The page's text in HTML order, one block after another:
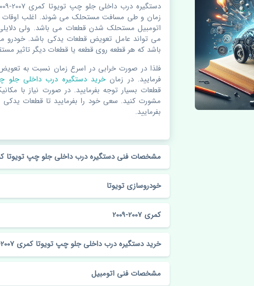
زمان و طی مسافت مستحلک می شوند. اغلب اوقات
اتومبیل مستحلک شدن قطعات می باشد. ولی
می تواند عامل تعویض قطعات یدکی باشد. خودرو
باشد که هر قطعه روی قطعه یا قطعات دیگر تاثیر
فلذا در صورت خرابی در اسرع زمان نسبت به
فرمایید. در زمان خرید دستگیره درب داخلی جلو
قطعات بسیار توجه بفرمایید. در صورت نیاز با
مشورت کنید. سعی خود را بفرمایید تا قطعات یدکی
بفرمایید.
مشخصات فنی دستگیره درب داخلی جلو چپ تویوتا کمری 2007-
خودروسازی تویوتا
کمری 2007-2009
خرید دستگیره درب داخلی جلو چپ تویوتا کمری 2007-2009 چین
مشخصات فنی اتومبیل